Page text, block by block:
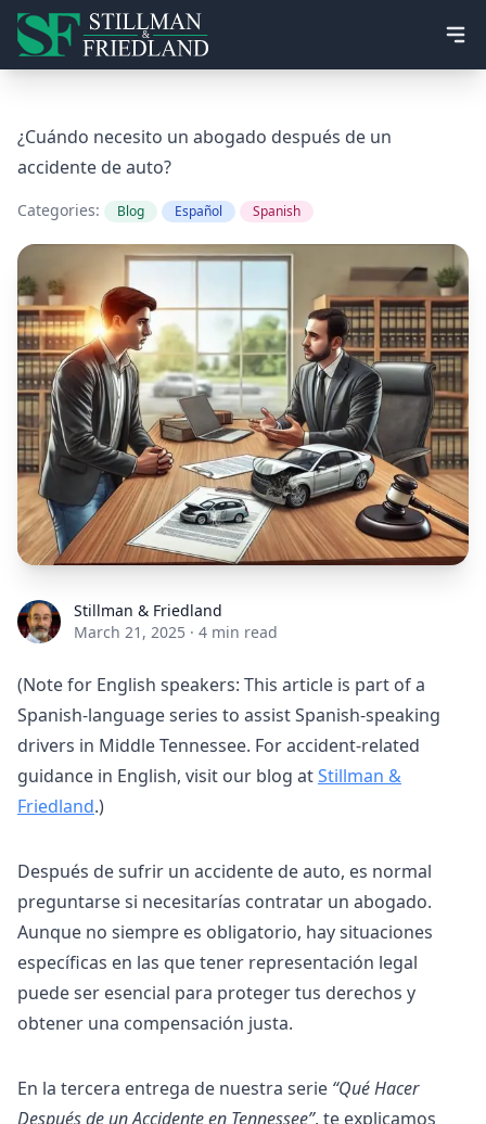
¿Cuándo necesito un abogado después de un
accidente de auto?
Categories: Blog Español Spanish
Stillman & Friedland
Stillman & Friedland
March 21, 2025 · 4 min read
(Note for English speakers: This article is part of a
Spanish-language series to assist Spanish-speaking
drivers in Middle Tennessee. For accident-related
guidance in English, visit our blog atStillman &
Friedland.)
Después de sufrir un accidente de auto, es normal
preguntarse si necesitarías contratar un abogado.
Aunque no siempre es obligatorio, hay situaciones
específicas en las que tener representación legal
puede ser esencial para proteger tus derechos y
obtener una compensación justa.
En la tercera entrega de nuestra serie “Qué Hacer
Después de un Accidente en Tennessee”, te explicamos